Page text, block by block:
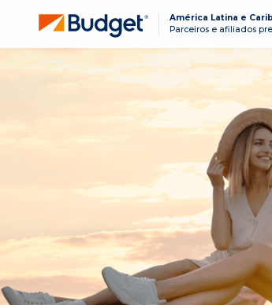
América Latina e
Parceiros e afiliados